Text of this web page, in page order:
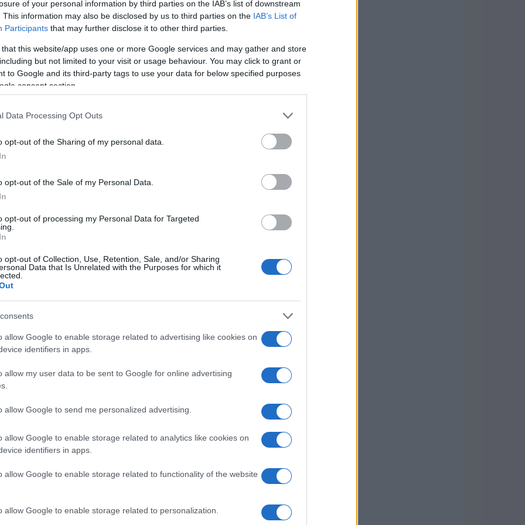
of your personal information by third parties on the IAB’s list of downstream
This information may also be disclosed by us to third parties on the IAB’s List of
Participants that may further disclose it to other third parties.
that this website/app uses one or more Google services and may gather and store
but not limited to your visit or usage behaviour. You may click to grant or
to Google and its third-party tags to use your data for below specified purposes
consent section.
Data Processing Opt Outs
opt-out of the Sharing of my personal data.
opt-out of the Sale of my Personal Data.
opt-out of processing my Personal Data for Targeted
opt-out of Collection, Use, Retention, Sale, and/or Sharing
Data that Is Unrelated with the Purposes for which it
allow Google to enable storage related to advertising like cookies on
identifiers in apps.
allow my user data to be sent to Google for online advertising
allow Google to send me personalized advertising.
allow Google to enable storage related to analytics like cookies on
identifiers in apps.
allow Google to enable storage related to functionality of the website
allow Google to enable storage related to personalization.
italiana
Le origini della musica popolare
tradizioni agricole e pastorali delle diverse
durante le feste di paese o nei
di mantenere vivo lo spirito della
a Sud, ogni regione ha sviluppato il
dal
la fatica del lavoro nei risaie, ai ritmi
musicale è una finestra aperta sulle
persone.
giocano un ruolo fondamentale. La chitarra,
non sono semplici strumenti, ma veri e propri
La loro sonorità, spesso ruvida e